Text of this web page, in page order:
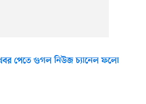
পেতে গুগল নিউজ চ্যানেল ফলো